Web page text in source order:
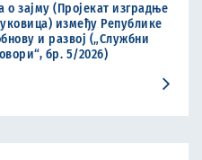
зајму (Пројекат изградње
између Републике
и развој („Службни
бр. 5/2026)